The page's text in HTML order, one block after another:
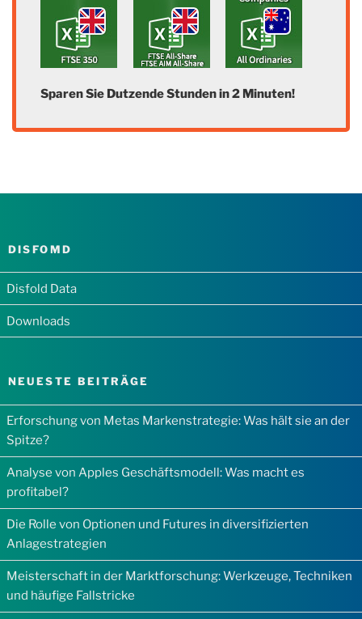
Sparen Sie Dutzende Stunden in 2 Minuten!
DISFOMD
Disfold Data
Downloads
NEUESTE BEITRÄGE
Erforschung von Metas Markenstrategie: Was hält sie an der
Spitze?
Analyse von Apples Geschäftsmodell: Was macht es
profitabel?
Die Rolle von Optionen und Futures in diversifizierten
Anlagestrategien
Meisterschaft in der Marktforschung: Werkzeuge, Techniken
und häufige Fallstricke